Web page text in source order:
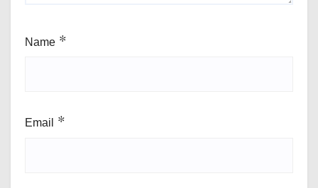
Name *
Email *